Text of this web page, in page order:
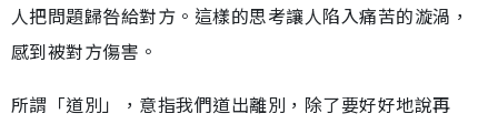
人把問題歸咎給對方。這樣的思考讓人陷入痛苦的漩渦，
感到被對方傷害。
所謂「道別」，意指我們道出離別，除了要好好地說再